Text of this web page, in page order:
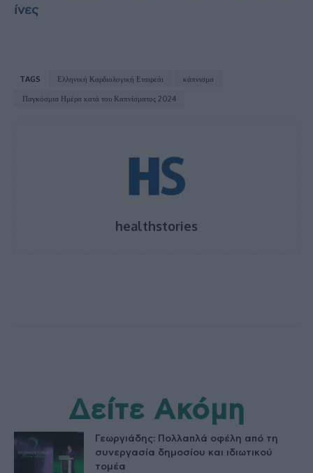
ίνες
TAGS Ελληνική Καρδιολογική Εταιρεάι
κάπνισμα
Παγκόσμια Ημέρα κατά του Καπνίσματος 2024
healthstories
Δείτε Ακόμη
Γεωργιάδης: Πολλαπλά οφέλη από τη
συνεργασία δημοσίου και ιδιωτικού
τομέα